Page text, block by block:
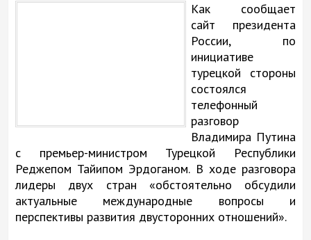
Как сообщает
сайт президента
России, по
инициативе
турецкой стороны
состоялся
телефонный
разговор
Владимира Путина
с премьер-министром Турецкой Республики
Реджепом Тайипом Эрдоганом. В ходе разговора
лидеры двух стран «обстоятельно обсудили
актуальные международные вопросы и
перспективы развития двусторонних отношений».